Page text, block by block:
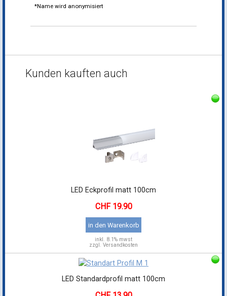
*Name wird anonymisiert
Kunden kauften auch
LED Eckprofil matt 100cm
19.90
in den Warenkorb
inkl. 8.1% mwst
zzgl. Versandkosten
LED Standardprofil matt 100cm